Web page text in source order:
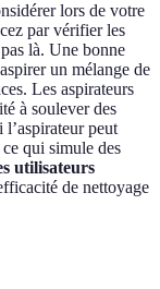
lors de votre
par vérifier les
là. Une bonne
un mélange de
Les aspirateurs
à soulever des
peut
qui simule des
utilisateurs
de nettoyage